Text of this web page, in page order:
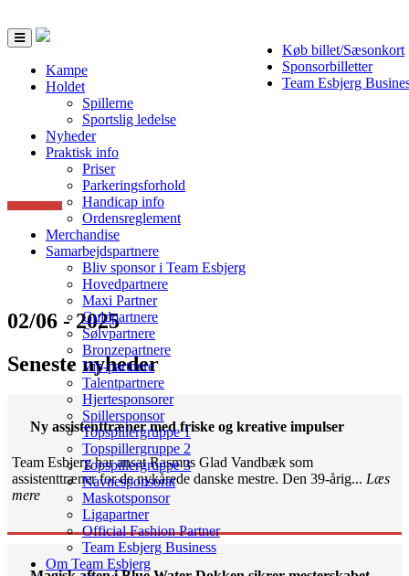
Køb billet/Sæsonkort
Sponsorbilletter
Team Esbjerg
Toggle
navigation
Kampe
Holdet
Spillerne
Sportslig ledelse
Nyheder
Praktisk info
Priser
Parkeringsforhold
Handicap info
Ordensreglement
Merchandise
Samarbejdspartnere
Bliv sponsor i Team Esbjerg
Hovedpartnere
Maxi Partner
Guldpartnere
Sølvpartnere
Bronzepartnere
Vip-partnere
Talentpartnere
Hjertesponsorer
Spillersponsor
Topspillergruppe 1
Topspillergruppe 2
Topspillergruppe 3
Navnesponsorat
Maskotsponsor
Ligapartner
Official Fashion Partner
Team Esbjerg Business
Om Team Esbjerg
02/06 - 2025
Seneste nyheder
Ny assistenttræner med friske og kreative impulser
Team Esbjerg har ansat Rasmus Glad Vandbæk som
assistenttræner for de nykårede danske mestre. Den 39-årig... Læs
mere